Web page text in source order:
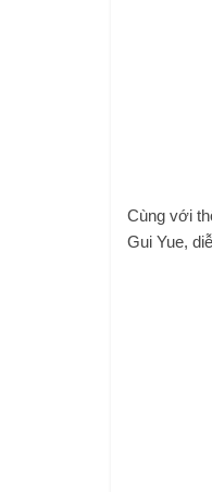
Cùng với
Gui Yue,